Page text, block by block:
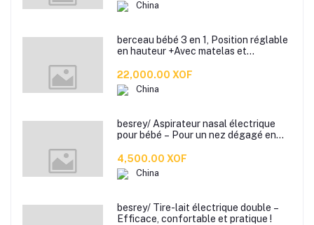
China
berceau bébé 3 en 1, Position réglable
en hauteur +Avec matelas et
22,000.00 XOF
China
besrey/ Aspirateur nasal électrique
pour bébé – Pour un nez dégagé en
4,500.00 XOF
China
besrey/ Tire-lait électrique double –
Efficace, confortable et pratique !